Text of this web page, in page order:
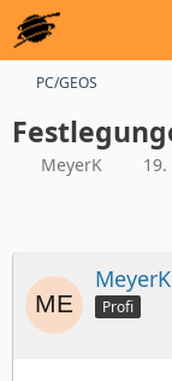
PC/GEOS
MeyerK
MeyerK
Profi